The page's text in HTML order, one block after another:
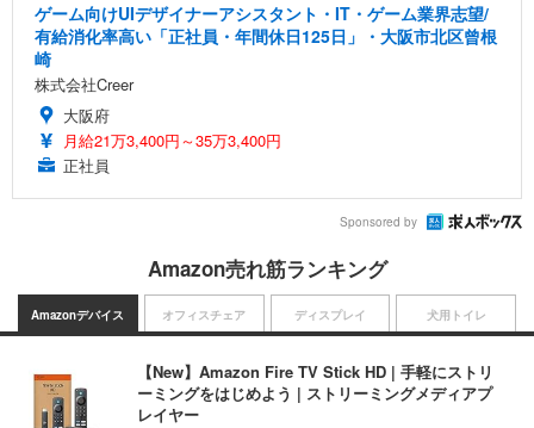
ゲーム向けUIデザイナーアシスタント・IT・ゲーム業界志望/
有給消化率高い「正社員・年間休日125日」・大阪市北区曾根
崎
株式会社Creer
大阪府
月給21万3,400円～35万3,400円
正社員
Sponsored by
Amazon売れ筋ランキング
Amazonデバイス
【New】Amazon Fire TV Stick HD | 手軽にストリ
ーミングをはじめよう | ストリーミングメディアプ
レイヤー
オフィスチェア ディスプレイ 犬用トイレ